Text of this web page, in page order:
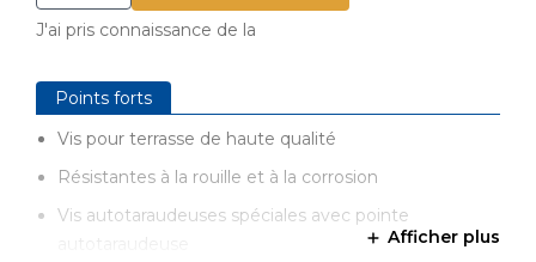
J'ai pris connaissance de la
Points forts
Vis pour terrasse de haute qualité
Résistantes à la rouille et à la corrosion
Vis autotaraudeuses spéciales avec pointe
Afficher plus